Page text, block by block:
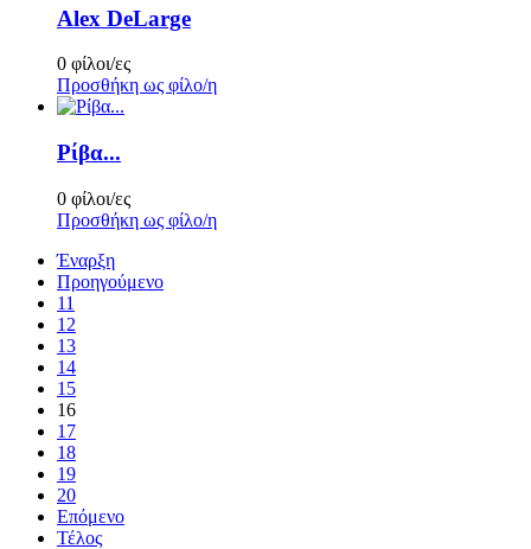
Alex DeLarge
0 φίλοι/ες
Προσθήκη ως φίλο/η
Ρίβα...
0 φίλοι/ες
Προσθήκη ως φίλο/η
Έναρξη
Προηγούμενο
11
12
13
14
15
16
17
18
19
20
Επόμενο
Τέλος